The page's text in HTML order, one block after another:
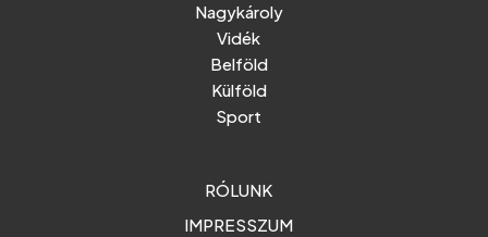
Nagykároly
Vidék
Belföld
Külföld
Sport
RÓLUNK
IMPRESSZUM